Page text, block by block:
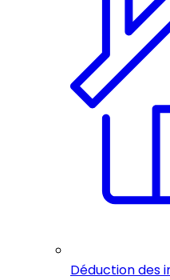
Déduction des